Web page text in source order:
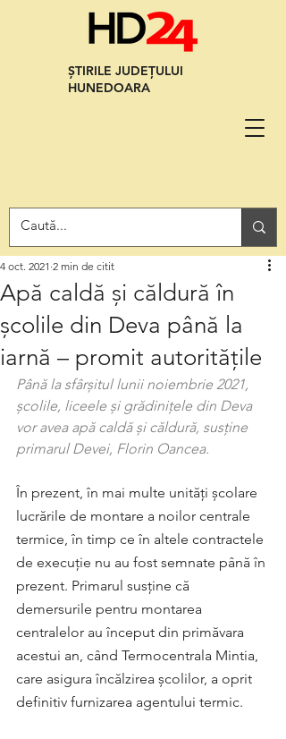
ȘTIRILE JUDEȚULUI
HUNEDOARA
Apă caldă și căldură în
școlile din Deva până la
iarnă – promit autoritățile
4 oct. 2021 2 min de citit
Până la sfârșitul lunii noiembrie 2021,
școlile, liceele și grădinițele din Deva
vor avea apă caldă și căldură, susține
primarul Devei, Florin Oancea.
În prezent, în mai multe unități școlare
lucrările de montare a noilor centrale
termice, în timp ce în altele contractele
de execuție nu au fost semnate până în
prezent. Primarul susține că
demersurile pentru montarea
centralelor au început din primăvara
acestui an, când Termocentrala Mintia,
care asigura încălzirea școlilor, a oprit
definitiv furnizarea agentului termic.